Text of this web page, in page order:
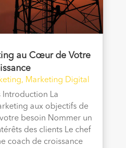
au Cœur de Votre
, Marketing Digital
Introduction La
aux objectifs de
besoin Nommer un
des clients Le chef
coach de croissance